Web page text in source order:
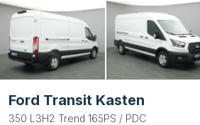
Ford Transit Kasten
350 L3H2 Trend 165PS / PDC